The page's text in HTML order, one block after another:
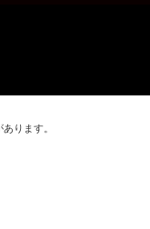
ります。